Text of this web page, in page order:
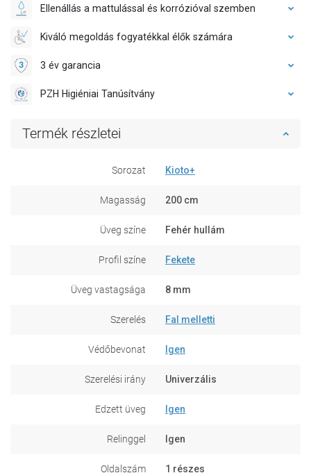
Ellenállás a mattulással és korrózióval szemben
Kiváló megoldás fogyatékkal élők számára
3 év garancia
PZH Higiéniai Tanúsítvány
Termék részletei
Sorozat Kioto+
Magasság 200 cm
Üveg színe Fehér hullám
Profil színe Fekete
Üveg vastagsága 8 mm
Szerelés Fal melletti
Védőbevonat Igen
Szerelési irány Univerzális
Edzett üveg Igen
Relinggel Igen
Oldalszám 1 részes